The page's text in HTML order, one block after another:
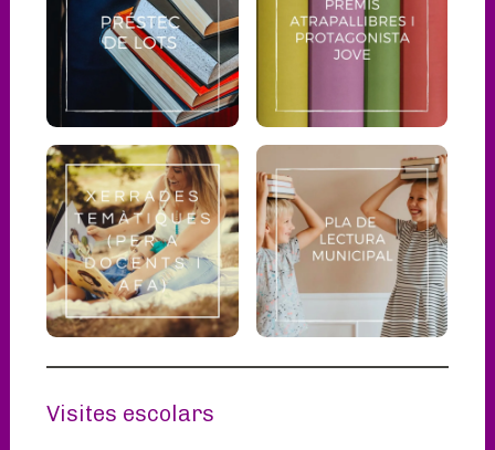
Visites escolars